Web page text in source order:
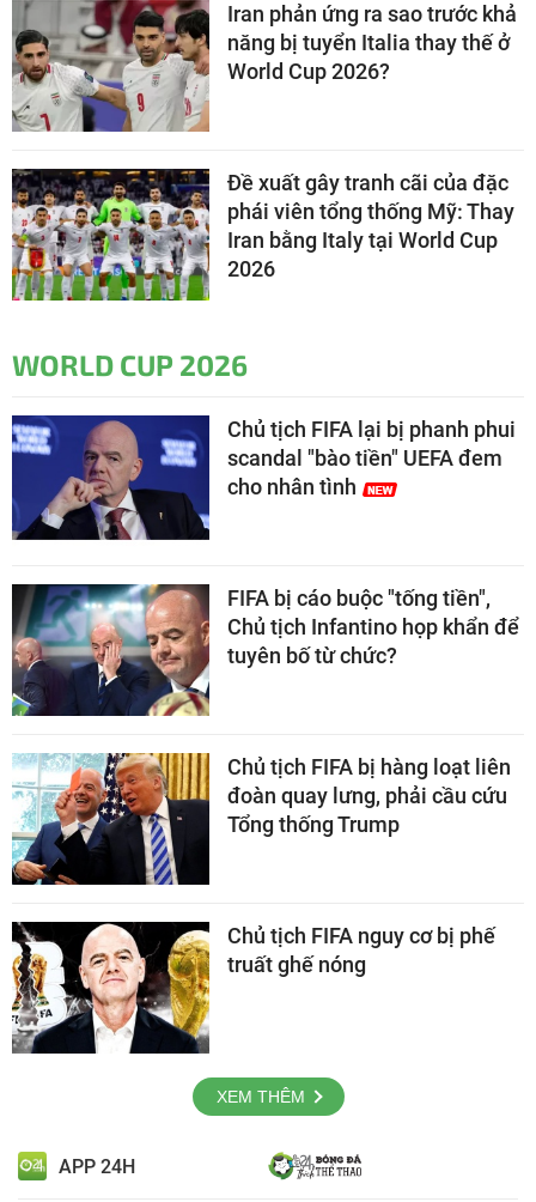
Iran phản ứng ra sao trước khả
năng bị tuyển Italia thay thế ở
World Cup 2026?
Đề xuất gây tranh cãi của đặc
phái viên tổng thống Mỹ: Thay
Iran bằng Italy tại World Cup
2026
WORLD CUP 2026
Chủ tịch FIFA lại bị phanh phui
scandal "bào tiền" UEFA đem
cho nhân tình
FIFA bị cáo buộc "tống tiền",
Chủ tịch Infantino họp khẩn để
tuyên bố từ chức?
Chủ tịch FIFA bị hàng loạt liên
đoàn quay lưng, phải cầu cứu
Tổng thống Trump
Chủ tịch FIFA nguy cơ bị phế
truất ghế nóng
XEM THÊM
APP 24H